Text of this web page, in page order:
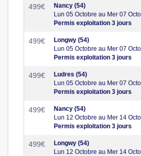
499€
Nancy (54)
Lun 05 Octobre au Mer 07
Permis exploitation 3 jours
499€
Longwy (54)
Lun 05 Octobre au Mer 07
Permis exploitation 3 jours
499€
Ludres (54)
Lun 05 Octobre au Mer 07
Permis exploitation 3 jours
499€
Nancy (54)
Lun 12 Octobre au Mer 14
Permis exploitation 3 jours
499€
Longwy (54)
Lun 12 Octobre au Mer 14